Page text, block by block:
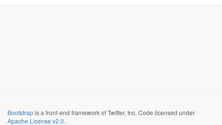
Bootstrapis a front-end framework of Twitter, Inc. Code licensed under
Apache License v2.0.